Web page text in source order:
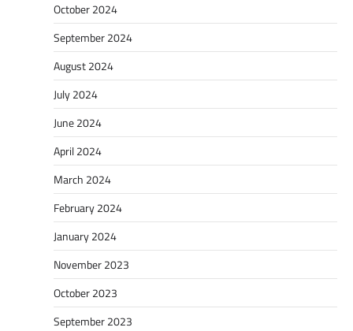
October 2024
September 2024
August 2024
July 2024
June 2024
April 2024
March 2024
February 2024
January 2024
November 2023
October 2023
September 2023